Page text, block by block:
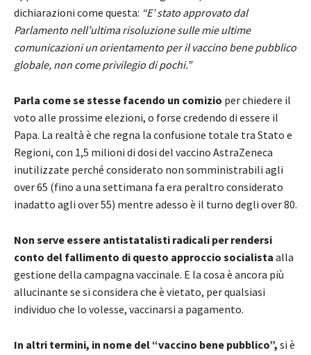
dichiarazioni come questa: “E’ stato approvato dal
Parlamento nell’ultima risoluzione sulle mie ultime
comunicazioni un orientamento per il vaccino bene pubblico
globale, non come privilegio di pochi.”
Parla come se stesse facendo un comizio per chiedere il
voto alle prossime elezioni, o forse credendo di essere il
Papa. La realtà è che regna la confusione totale tra Stato e
Regioni, con 1,5 milioni di dosi del vaccino AstraZeneca
inutilizzate perché considerato non somministrabili agli
over 65 (fino a una settimana fa era peraltro considerato
inadatto agli over 55) mentre adesso è il turno degli over 80.
Non serve essere antistatalisti radicali per rendersi
conto del fallimento di questo approccio socialista alla
gestione della campagna vaccinale. E la cosa è ancora più
allucinante se si considera che è vietato, per qualsiasi
individuo che lo volesse, vaccinarsi a pagamento.
In altri termini, in nome del “vaccino bene pubblico”, si è